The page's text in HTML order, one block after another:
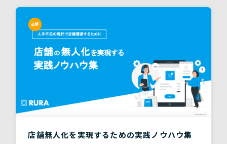
店舗無人化を実現するための実践ノウハウ集